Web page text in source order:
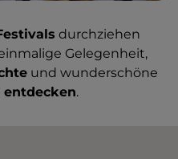
durchziehen
Gelegenheit,
und wunderschöne
entdecken.